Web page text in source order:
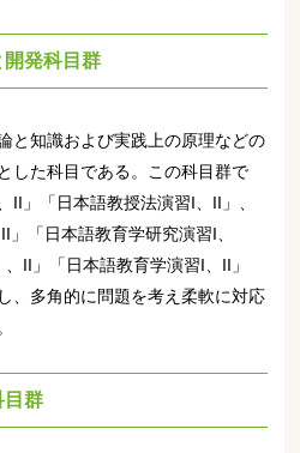
発科目群
と知識および実践上の原理などの
した科目である。この科目群で
」「日本語教授法演習I、II」、
」「日本語教育学研究演習I、
II」「日本語教育学演習I、II」
、多角的に問題を考え柔軟に対応
群